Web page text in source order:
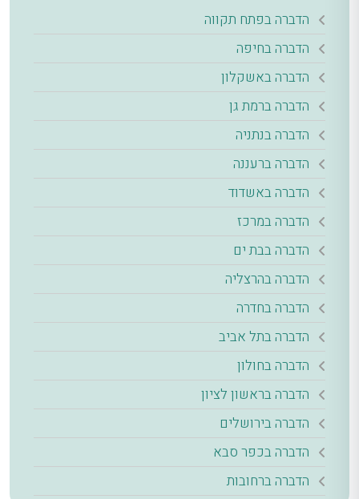
הדברה בפתח תקווה
הדברה בחיפה
הדברה באשקלון
הדברה ברמת גן
הדברה בנתניה
הדברה ברעננה
הדברה באשדוד
הדברה במרכז
הדברה בבת ים
הדברה בהרצליה
הדברה בחדרה
הדברה בתל אביב
הדברה בחולון
הדברה בראשון לציון
הדברה בירושלים
הדברה בכפר סבא
הדברה ברחובות